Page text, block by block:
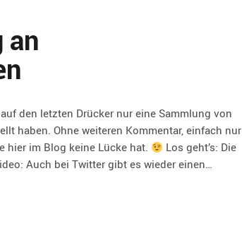
an
den letzten Drücker nur eine Sammlung von
haben. Ohne weiteren Kommentar, einfach nur
hier im Blog keine Lücke hat.
Los geht’s: Die
Auch bei Twitter gibt es wieder einen…